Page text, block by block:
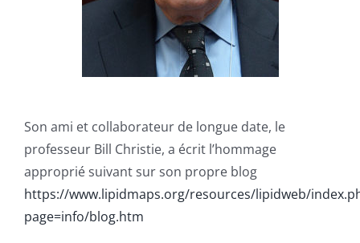
Son ami et collaborateur de longue date, le
professeur Bill Christie, a écrit l’hommage
approprié suivant sur son propre blog
https://www.lipidmaps.org/resources/lipidweb/
page=info/blog.htm